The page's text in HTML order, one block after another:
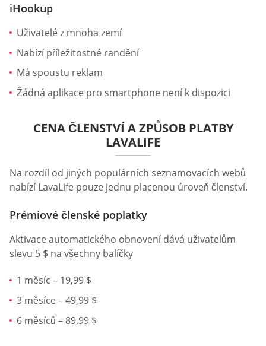
iHookup
Uživatelé z mnoha zemí
Nabízí příležitostné randění
Má spoustu reklam
Žádná aplikace pro smartphone není k dispozici
CENA ČLENSTVÍ A ZPŮSOB PLATBY
LAVALIFE
Na rozdíl od jiných populárních seznamovacích webů
nabízí LavaLife pouze jednu placenou úroveň členství.
Prémiové členské poplatky
Aktivace automatického obnovení dává uživatelům
slevu 5 $ na všechny balíčky
1 měsíc – 19,99 $
3 měsíce – 49,99 $
6 měsíců – 89,99 $